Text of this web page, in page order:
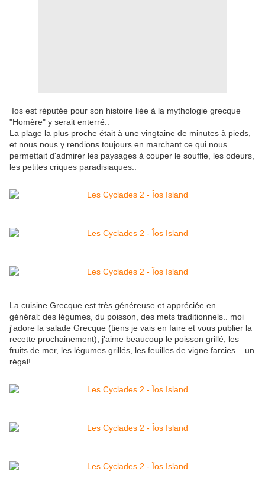
Ios est réputée pour son histoire liée à la mythologie grecque
"Homère" y serait enterré..
La plage la plus proche était à une vingtaine de minutes à pieds,
et nous nous y rendions toujours en marchant ce qui nous
permettait d'admirer les paysages à couper le souffle, les odeurs,
les petites criques paradisiaques..
La cuisine Grecque est très généreuse et appréciée en
général: des légumes, du poisson, des mets traditionnels.. moi
j'adore la salade Grecque (tiens je vais en faire et vous publier la
recette prochainement), j'aime beaucoup le poisson grillé, les
fruits de mer, les légumes grillés, les feuilles de vigne farcies... un
régal!